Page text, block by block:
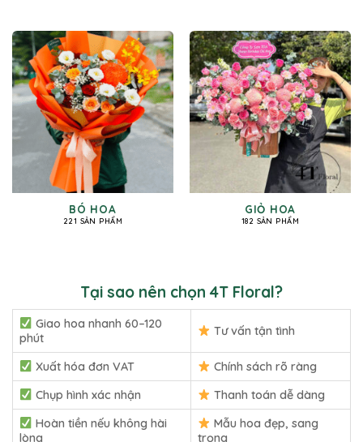
BÓ HOA
221 SẢN PHẨM
GIỎ HOA
182 SẢN PHẨM
Tại sao nên chọn 4T Floral?
Giao hoa nhanh 60–120
phút
Tư vấn tận tình
Xuất hóa đơn VAT
Chính sách rõ ràng
Chụp hình xác nhận
Thanh toán dễ dàng
Hoàn tiền nếu không hài
lòng
Mẫu hoa đẹp, sang
trọng